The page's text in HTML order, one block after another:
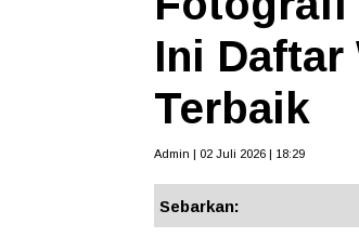
Ini Daftar
Terbaik
Admin | 02 Juli 2026 | 18:29
Sebarkan: